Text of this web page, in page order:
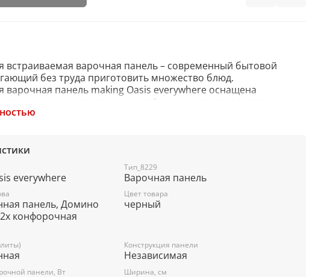
встраиваемая варочная панель – современный бытовой
без труда приготовить множество блюд.
варочная панель making Oasis everywhere оснащена
с настраиваемым таймером, что позволяет
работать с прибором. Прочный стеклокерамический
В/Гц 220-240/50
Сенсорный Touch Slider
3500
Вт 1500/2100/3000
2
everywhere
Тип_8229
Варочная панель
панель, Домино
конфорочная
Цвет товара
черный
Конструкция панели
Независимая
панели, Вт Ширина, см